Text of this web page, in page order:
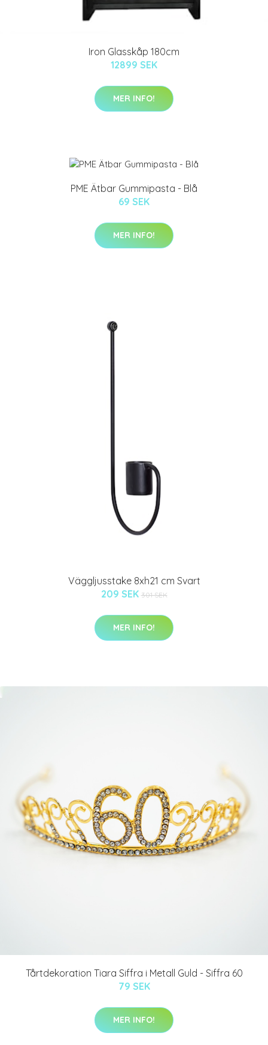
Iron Glasskåp 180cm
12899 SEK
MER INFO!
PME Ätbar Gummipasta - Blå
69 SEK
MER INFO!
Väggljusstake 8xh21 cm Svart
209 SEK 301 SEK
MER INFO!
Tårtdekoration Tiara Siffra i Metall Guld - Siffra 60
79 SEK
MER INFO!